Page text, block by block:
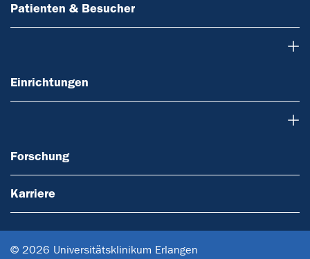
Patienten & Besucher
Einrichtungen
Forschung
Karriere
© 2026 Universitätsklinikum Erlangen